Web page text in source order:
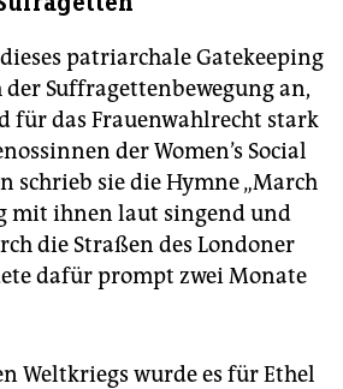
patriarchale Gatekeeping
der Suffragettenbewegung an,
für das Frauenwahlrecht stark
der Women’s Social
schrieb sie die Hymne „March
mit ihnen laut singend und
die Straßen des Londoner
dafür prompt zwei Monate
Weltkriegs wurde es für Ethel